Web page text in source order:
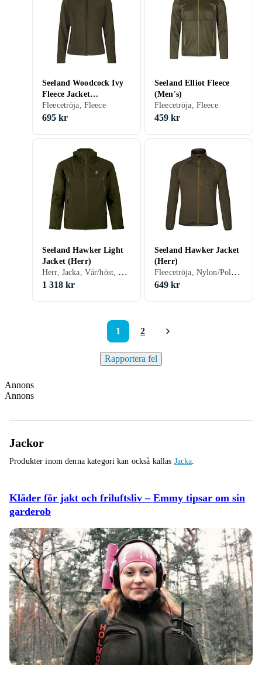
Seeland Woodcock Ivy
Fleece Jacket
(Women's)
Fleecetröja, Fleece
695 kr
Seeland Elliot Fleece
(Men's)
Fleecetröja, Fleece
459 kr
Seeland Hawker Light
Jacket (Herr)
Herr, Jacka, Vår/höst, Polyester
1 318 kr
Seeland Hawker Jacket
(Herr)
Fleecetröja, Nylon/Polyamid, Polyester, Fleece, Elastan/Spandex/Lycra
649 kr
1 2
Rapportera fel
Annons
Annons
Jackor
Produkter inom denna kategori kan också kallas Jacka.
Kläder för jakt och friluftsliv – Emmy tipsar om sin
garderob